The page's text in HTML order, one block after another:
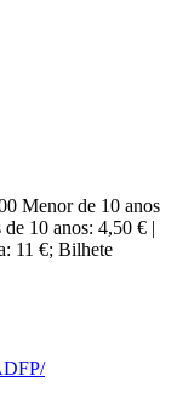
Menor de 10 anos
10 anos: 4,50 € |
11 €; Bilhete